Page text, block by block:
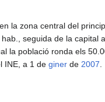
la zona central del
seguida de la capital
la població ronda els
INE, a 1 de giner de 2007.